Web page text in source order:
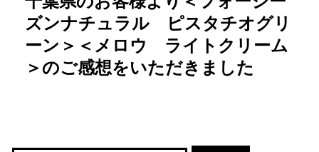
ー
シ
ョ
ズンナチュラル ピスタチオグリ
ーン＞＜メロウ ライトクリーム
＞のご感想をいただきました